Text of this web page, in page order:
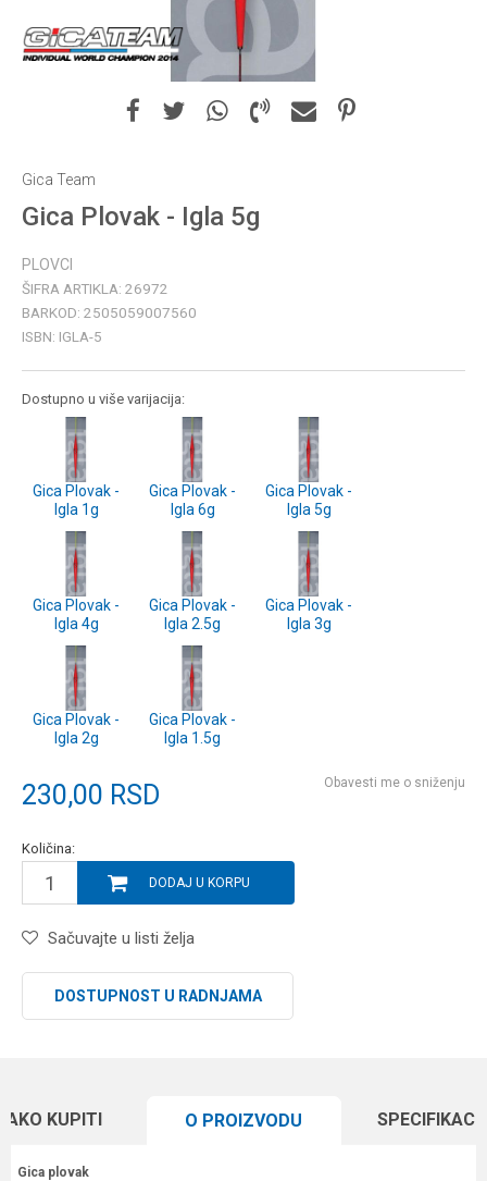
Gica Team
Gica Plovak - Igla 5g
PLOVCI
ŠIFRA ARTIKLA: 26972
BARKOD: 2505059007560
ISBN: IGLA-5
Dostupno u više varijacija:
Gica Plovak -
Igla 1g
Gica Plovak -
Igla 6g
Gica Plovak -
Igla 5g
Gica Plovak -
Igla 4g
Gica Plovak -
Igla 2.5g
Gica Plovak -
Igla 3g
Gica Plovak -
Igla 2g
Gica Plovak -
Igla 1.5g
230,00 RSD Obavesti me o sniženju
Količina:
DODAJ U KORPU
Sačuvajte u listi želja
DOSTUPNOST U RADNJAMA
KUPITI O PROIZVODU
Gica plovak